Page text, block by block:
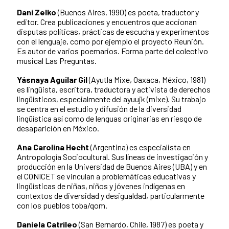
Dani Zelko(Buenos Aires, 1990) es poeta, traductor y
editor. Crea publicaciones y encuentros que accionan
disputas políticas, prácticas de escucha y experimentos
con el lenguaje, como por ejemplo el proyecto Reunión.
Es autor de varios poemarios. Forma parte del colectivo
musical Las Preguntas.
Yásnaya Aguilar Gil(Ayutla Mixe, Oaxaca, México, 1981)
es lingüista, escritora, traductora y activista de derechos
lingüísticos, especialmente del ayuujk (mixe). Su trabajo
se centra en el estudio y difusión de la diversidad
lingüística así como de lenguas originarias en riesgo de
desaparición en México.
Ana Carolina Hecht(Argentina) es especialista en
Antropología Sociocultural. Sus líneas de investigación y
producción en la Universidad de Buenos Aires (UBA) y en
el CONICET se vinculan a problemáticas educativas y
lingüísticas de niñas, niños y jóvenes indígenas en
contextos de diversidad y desigualdad, particularmente
con los pueblos toba/qom.
Daniela Catrileo(San Bernardo, Chile, 1987) es poeta y